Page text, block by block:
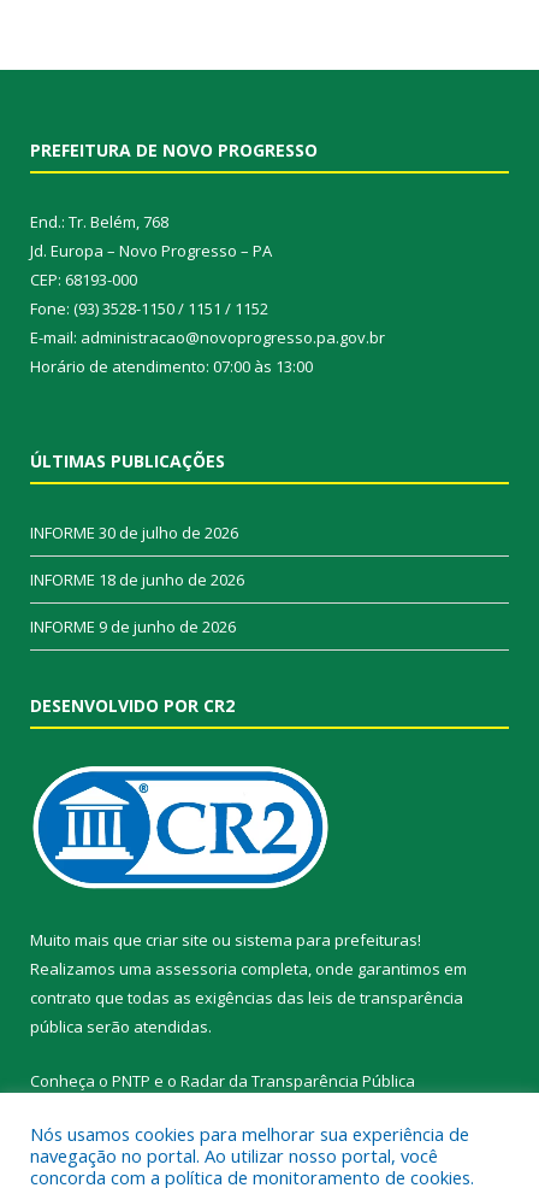
PREFEITURA DE NOVO PROGRESSO
End.: Tr. Belém, 768
Jd. Europa – Novo Progresso – PA
CEP: 68193-000
Fone: (93) 3528-1150 / 1151 / 1152
E-mail: administracao@novoprogresso.pa.gov.br
Horário de atendimento: 07:00 às 13:00
ÚLTIMAS PUBLICAÇÕES
INFORME 30 de julho de 2026
INFORME 18 de junho de 2026
INFORME 9 de junho de 2026
DESENVOLVIDO POR CR2
Muito mais que criar site ou sistema para prefeituras!
Realizamos uma assessoria completa, onde garantimos em
contrato que todas as exigências das leis de transparência
pública serão atendidas.
Conheça o PNTP e o Radar da Transparência Pública
Nós usamos cookies para melhorar sua experiência de
navegação no portal. Ao utilizar nosso portal, você
concorda com a política de monitoramento de cookies.